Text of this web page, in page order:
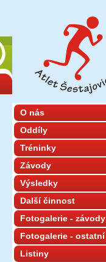
O nás
Oddíly
Tréninky
Závody
Výsledky
Další činnost
Fotogalerie - závody
Fotogalerie - ostatní
Listiny